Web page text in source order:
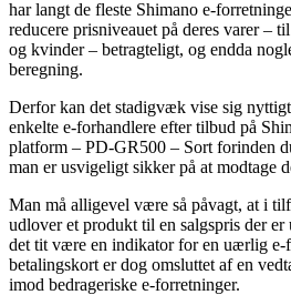
har langt de fleste Shimano e-
reducere prisniveauet på deres varer –
og kvinder – betragteligt, og endda
beregning.
Derfor kan det stadigvæk vise sig
enkelte e-forhandlere efter tilbud på
platform – PD-GR500 – Sort forinden
man er usvigeligt sikker på at modtage
Man må alligevel være så påvagt, at i
udlover et produkt til en salgspris der
det tit være en indikator for en uærlig e-
betalingskort er dog omsluttet af en
imod bedrageriske e-forretninger.